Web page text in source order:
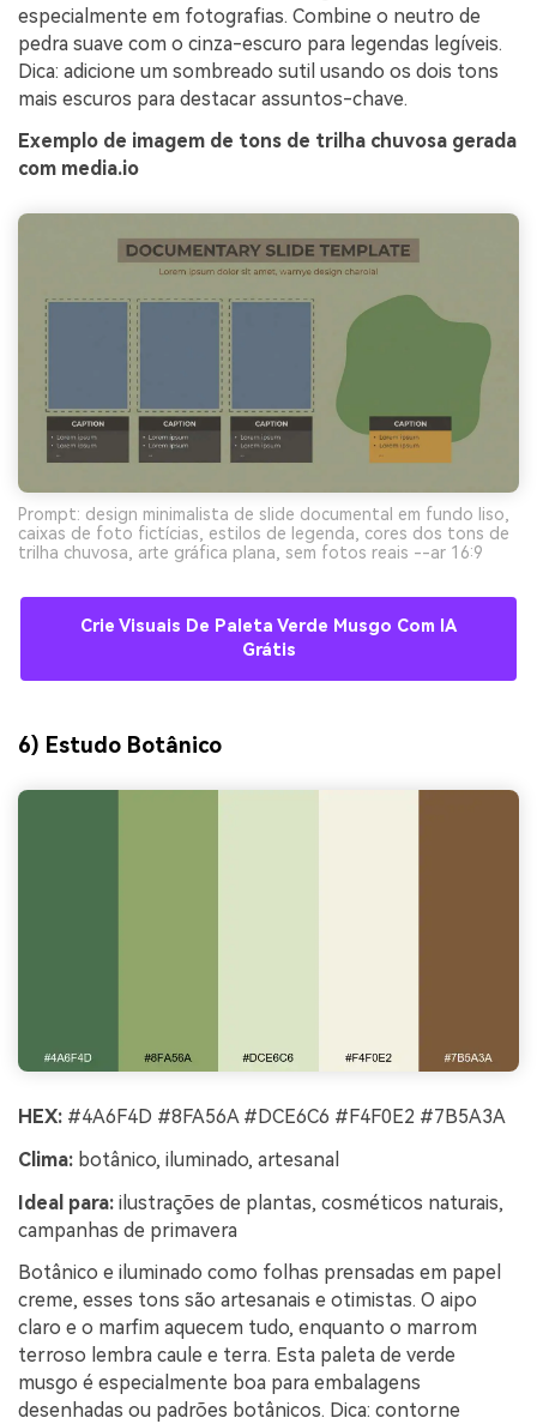
especialmente em fotografias. Combine o neutro de
pedra suave com o cinza-escuro para legendas legíveis.
Dica: adicione um sombreado sutil usando os dois tons
mais escuros para destacar assuntos-chave.
Exemplo de imagem de tons de trilha chuvosa gerada
com media.io
Prompt: design minimalista de slide documental em fundo liso,
caixas de foto fictícias, estilos de legenda, cores dos tons de
trilha chuvosa, arte gráfica plana, sem fotos reais --ar 16:9
Crie Visuais De Paleta Verde Musgo Com IA
Grátis
6) Estudo Botânico
HEX: #4A6F4D #8FA56A #DCE6C6 #F4F0E2 #7B5A3A
Clima: botânico, iluminado, artesanal
Ideal para: ilustrações de plantas, cosméticos naturais,
campanhas de primavera
Botânico e iluminado como folhas prensadas em papel
creme, esses tons são artesanais e otimistas. O aipo
claro e o marfim aquecem tudo, enquanto o marrom
terroso lembra caule e terra. Esta paleta de verde
musgo é especialmente boa para embalagens
desenhadas ou padrões botânicos. Dica: contorne